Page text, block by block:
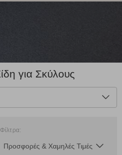
για Σκύλους
Φίλτρα:
Προσφορές & Χαμηλές Τιμές